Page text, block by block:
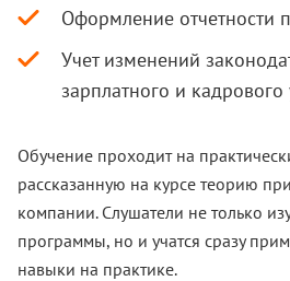
Оформление отчетности
Учет изменений
зарплатного и кадрового
Обучение проходит на
рассказанную на курсе теорию
компании. Слушатели не только
программы, но и учатся сразу
навыки на практике.